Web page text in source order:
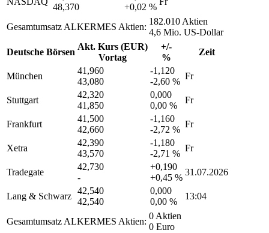
48,370
+0,02 %
Gesamtumsatz ALKERMES Aktien:
182.010 Aktien
4,6 Mio. US-Dollar
Deutsche Börsen
Akt. Kurs (EUR)
Vortag
+/-
%
Zeit
München
41,960
43,080
-1,120
-2,60 %
Fr
Stuttgart
42,320
41,850
0,000
0,00 %
Fr
Frankfurt
41,500
42,660
-1,160
-2,72 %
Fr
Xetra
42,390
43,570
-1,180
-2,71 %
Fr
Tradegate
42,730
-
+0,190
+0,45 %
31.07.2026
Lang & Schwarz
42,540
42,540
0,000
0,00 %
13:04
Gesamtumsatz ALKERMES Aktien:
0 Aktien
0 Euro